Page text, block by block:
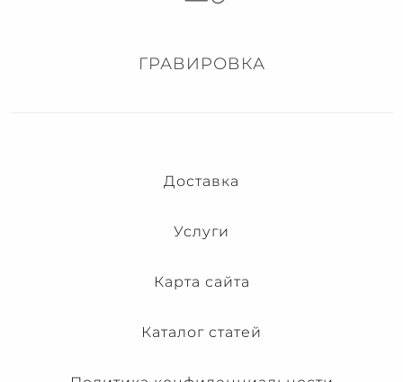
ГРАВИРОВКА
Доставка
Услуги
Карта сайта
Каталог статей